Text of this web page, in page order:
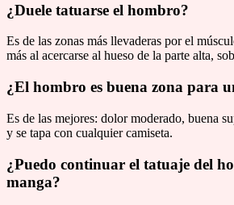
¿Duele tatuarse el hombro?
Es de las zonas más llevaderas por el
más al acercarse al hueso de la parte alta,
¿El hombro es buena zona para
Es de las mejores: dolor moderado, buena
y se tapa con cualquier camiseta.
¿Puedo continuar el tatuaje del
manga?